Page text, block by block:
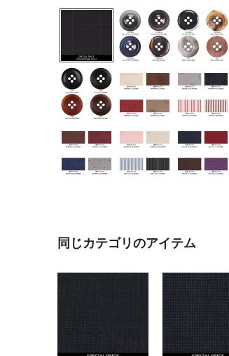
同じカテゴリのアイテム